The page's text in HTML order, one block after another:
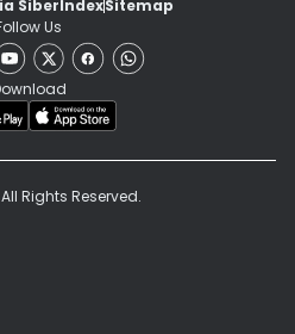
SiberIndexSitemap
Us
Rights Reserved.